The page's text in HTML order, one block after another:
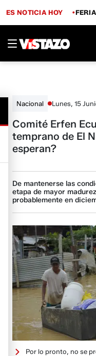
ES NOTICIA HOY
Nacional Lunes, 15
Comité Erfen
temprano de El
esperan?
De mantenerse las
etapa de mayor
probablemente en
Por lo pronto, no se